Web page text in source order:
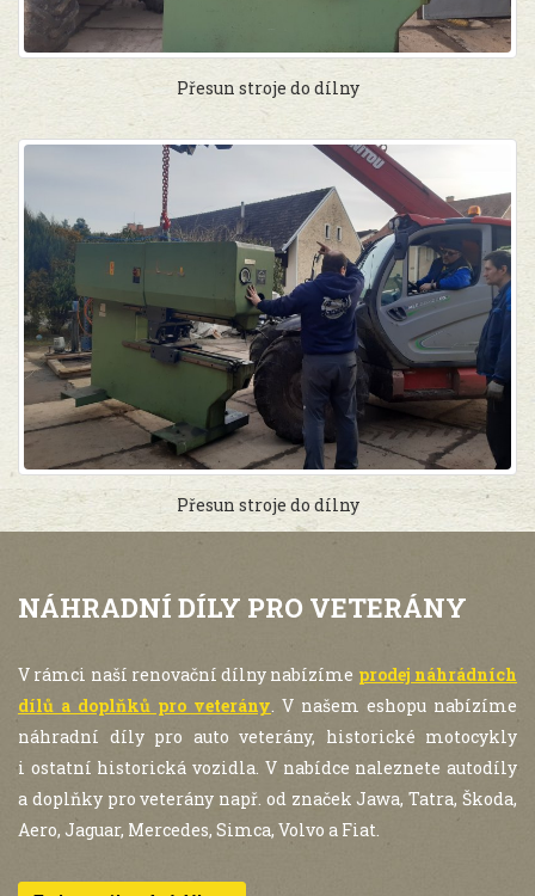
Přesun stroje do dílny
Přesun stroje do dílny
NÁHRADNÍ DÍLY PRO VETERÁNY
V rámci naší renovační dílny nabízíme prodej náhrádních
dílů a doplňků pro veterány. V našem eshopu nabízíme
náhradní díly pro auto veterány, historické motocykly
i ostatní historická vozidla. V nabídce naleznete autodíly
a doplňky pro veterány např. od značek Jawa, Tatra, Škoda,
Aero, Jaguar, Mercedes, Simca, Volvo a Fiat.